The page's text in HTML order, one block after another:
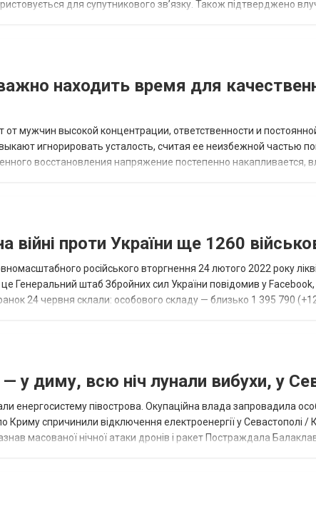
для супутникового зв’язку. Також підтверджено
находить время для
мужчин высокой концентрации, ответственности и
игнорировать усталость, считая ее неизбежной частью
восстановления напряжение постепенно накапливается,
війні проти України ще 1260
російського вторгнення 24 лютого 2022 року
Генеральний штаб Збройних сил України повідомив у
24 червня склали: особового складу — близько 1 395 790
у диму, всю ніч лунали вибухи, у
енергосистему півострова. Окупаційна влада запровадила
Криму спричинили відключення електроенергії у Севастополі
масованої нічної атаки дронів і ракет Постраждала